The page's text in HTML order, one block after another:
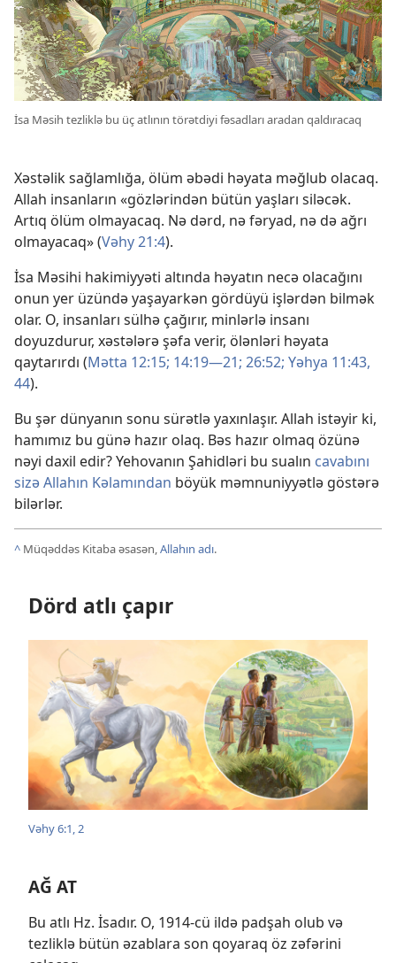
İsa Məsih tezliklə bu üç atlının törətdiyi fəsadları aradan qaldıracaq
Xəstəlik sağlamlığa, ölüm əbədi həyata məğlub olacaq.
Allah insanların «gözlərindən bütün yaşları siləcək.
Artıq ölüm olmayacaq. Nə dərd, nə fəryad, nə də ağrı
olmayacaq» (Vəhy 21:4).
İsa Məsihi hakimiyyəti altında həyatın necə olacağını
onun yer üzündə yaşayarkən gördüyü işlərdən bilmək
olar. O, insanları sülhə çağırır, minlərlə insanı
doyuzdurur, xəstələrə şəfa verir, ölənləri həyata
qaytarırdı (Mətta 12:15; 14:19—21; 26:52; Yəhya 11:43,
44).
Bu şər dünyanın sonu sürətlə yaxınlaşır. Allah istəyir ki,
hamımız bu günə hazır olaq. Bəs hazır olmaq özünə
nəyi daxil edir? Yehovanın Şahidləri bu sualın cavabını
sizə Allahın Kəlamından böyük məmnuniyyətlə göstərə
bilərlər.
^ Müqəddəs Kitaba əsasən,Allahın adı.
Dörd atlı çapır
Vəhy 6:1, 2
AĞ AT
Bu atlı Hz. İsadır. O, 1914-cü ildə padşah olub və
tezliklə bütün əzablara son qoyaraq öz zəfərini